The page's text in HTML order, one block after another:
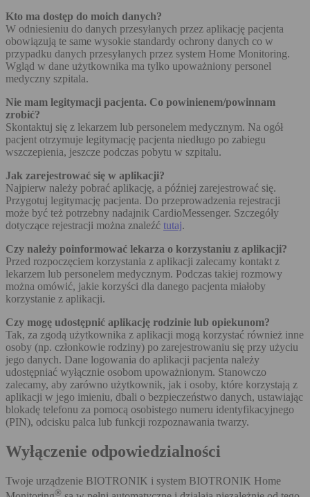
Kto ma dostęp do moich danych?
W odniesieniu do danych przesyłanych przez aplikację pacjenta
obowiązują te same wysokie standardy ochrony danych co w
przypadku danych przesyłanych przez system Home Monitoring.
Wgląd w dane użytkownika ma tylko upoważniony personel
medyczny szpitala.
Nie mam legitymacji pacjenta. Co powinienem/powinnam
zrobić?
Skontaktuj się z lekarzem lub personelem medycznym. Na ogół
pacjent otrzymuje legitymację pacjenta niedługo po zabiegu
wszczepienia, jeszcze podczas pobytu w szpitalu.
Jak zarejestrować się w aplikacji?
Najpierw należy pobrać aplikację, a później zarejestrować się.
Przygotuj legitymację pacjenta. Do przeprowadzenia rejestracji
może być też potrzebny nadajnik CardioMessenger. Szczegóły
dotyczące rejestracji można znaleźć tutaj.
Czy należy poinformować lekarza o korzystaniu z aplikacji?
Przed rozpoczęciem korzystania z aplikacji zalecamy kontakt z
lekarzem lub personelem medycznym. Podczas takiej rozmowy
można omówić, jakie korzyści dla danego pacjenta miałoby
korzystanie z aplikacji.
Czy mogę udostępnić aplikację rodzinie lub opiekunom?
Tak, za zgodą użytkownika z aplikacji mogą korzystać również inne
osoby (np. członkowie rodziny) po zarejestrowaniu się przy użyciu
jego danych. Dane logowania do aplikacji pacjenta należy
udostępniać wyłącznie osobom upoważnionym. Stanowczo
zalecamy, aby zarówno użytkownik, jak i osoby, które korzystają z
aplikacji w jego imieniu, dbali o bezpieczeństwo danych, ustawiając
blokadę telefonu za pomocą osobistego numeru identyfikacyjnego
(PIN), odcisku palca lub funkcji rozpoznawania twarzy.
Wyłączenie odpowiedzialności
Twoje urządzenie BIOTRONIK i system BIOTRONIK Home
®